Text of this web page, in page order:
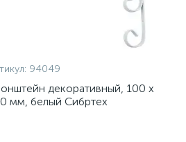
94049
декоративный, 100 х
мм, белый Сибртех